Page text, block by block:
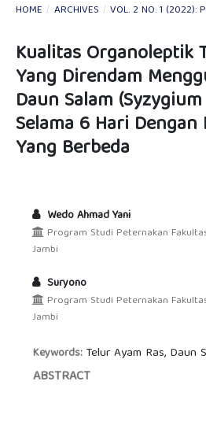
HOME / ARCHIVES / VOL. 2 NO. 1 (2022):
Kualitas Organoleptik
Yang Direndam
Daun Salam
Selama 6 Hari
Yang Berbeda
Wedo Ahmad Yani
Program Studi Peternakan
Jambi
Suryono
Program Studi Peternakan
Jambi
Keywords: Telur Ayam Ras, Daun
ABSTRACT